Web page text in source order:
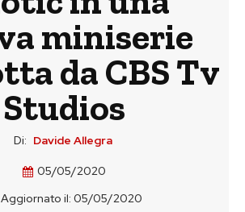
miniserie
da CBS Tv
Studios
Di: Davide Allegra
05/05/2020
Aggiornato il: 05/05/2020